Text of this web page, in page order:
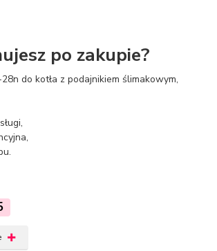
po zakupie?
do kotła z podajnikiem ślimakowym,